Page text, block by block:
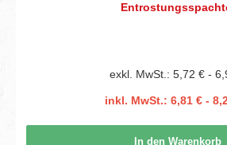
exkl. MwSt.: 5,72 € -
inkl. MwSt.: 6,81 € -
In den Warenkorb